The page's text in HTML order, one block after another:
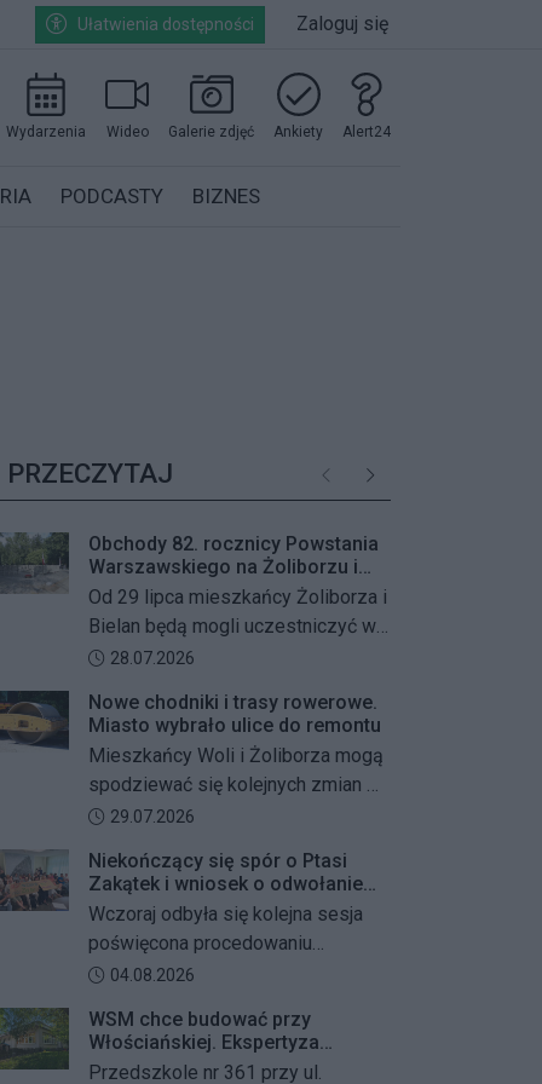
Ułatwienia dostępności Zaloguj się
Wydarzenia Wideo Galerie zdjęć Ankiety Alert24
PODCASTY BIZNES
PRZECZYTAJ PoprzednieNastępne
Obchody 82. rocznicy Powstania
Warszawskiego na Żoliborzu i
Bielanach
Od 29 lipca mieszkańcy Żoliborza i
Bielan będą mogli uczestniczyć w
szeregu kolejnych wydarzeń
Powstania Warszawskiego oraz
żołnierzy Armii Krajowej Obwodu
„Żywiciel”. W programie znalazły
się akcje porządkowania miejsc
pamięci, uroczystości patriotyczne,
spotkania z powstańcami oraz
wspólne oddanie hołdu bohaterom
Data dodania artykułu:
28.07.2026
Nowe chodniki i trasy rowerowe.
Miasto wybrało ulice do remontu
Mieszkańcy Woli i Żoliborza mogą
spodziewać się kolejnych zmian w
miejskiej przestrzeni. Warszawa
dróg dla rowerów na kilku ważnych
ulicach obu dzielnic. Wykonawcy
mają zostać wybrani w przetargu, a
wszystkie prace mają zakończyć
się jeszcze w tym roku.
Data dodania artykułu:
29.07.2026
Niekończący się spór o Ptasi
Zakątek i wniosek o odwołanie
przewodniczącego Rady
Dzielnicy
Wczoraj odbyła się kolejna sesja
poświęcona procedowaniu
obywatelskiego projektu uchwały
zaniechania budowy zespołu
przedszkolno-żłobkowego przy ul.
Data dodania artykułu:
04.08.2026
WSM chce budować przy
Włościańskiej. Ekspertyza
wykazała problemy z gruntem
Przedszkole nr 361 przy ul.